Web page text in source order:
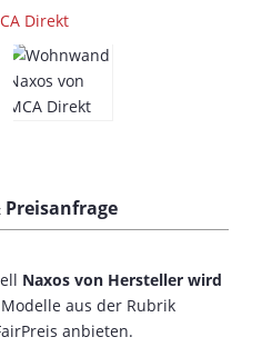
Naxos von Hersteller wird
aus der Rubrik
anbieten.